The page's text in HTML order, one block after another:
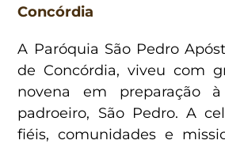
Concórdia
A Paróquia São Pedro
de Concórdia, viveu com
novena em preparação
padroeiro, São Pedro. A
fiéis, comunidades e